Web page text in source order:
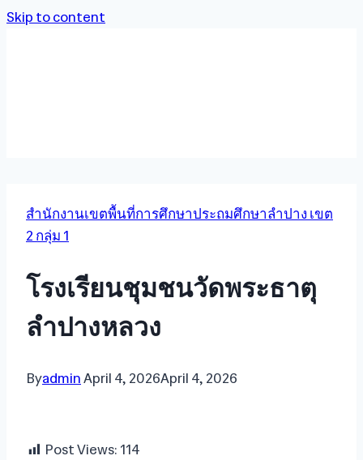
Skip to content
สำนักงานเขตพื้นที่การศึกษาประถมศึกษาลำปาง เขต
2 กลุ่ม 1
โรงเรียนชุมชนวัดพระธาตุ
ลำปางหลวง
ByadminApril 4, 2026April 4, 2026
Post Views: 114